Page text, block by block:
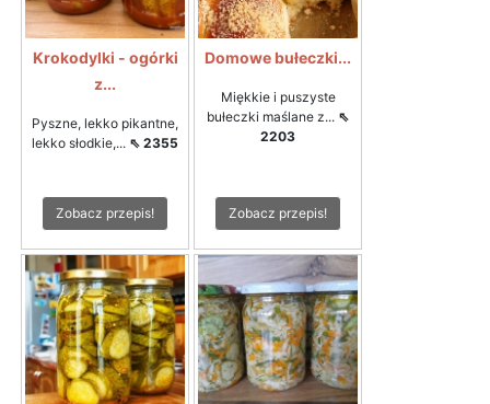
Krokodylki - ogórki
z...
Pyszne, lekko pikantne,
lekko słodkie,... ⇖ 2355
Zobacz przepis!
Domowe bułeczki...
Miękkie i puszyste
bułeczki maślane z... ⇖
2203
Zobacz przepis!